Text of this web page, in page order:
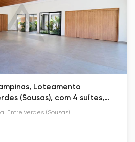
Loteamento
(Sousas), com 4 suítes,
Entre Verdes (Sousas)